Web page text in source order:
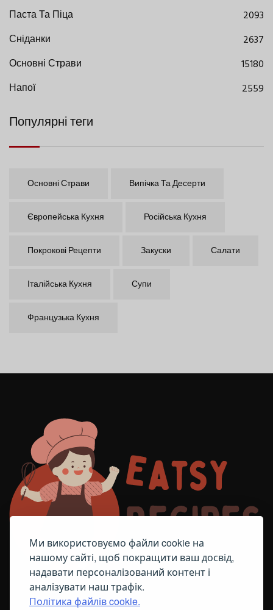
Ми використовуємо файли cookie на
нашому сайті, щоб покращити ваш досвід,
надавати персоналізований контент і
аналізувати наш трафік.
Політика файлів cookie.
Паста Та Піца
2093
Сніданки
2637
Основні Страви
15180
Напої
2559
Популярні теги
Основні Страви Випічка Та Десерти
Європейська Кухня Російська Кухня
Покрокові Рецепти Закуски Салати
Італійська Кухня Супи
Французька Кухня